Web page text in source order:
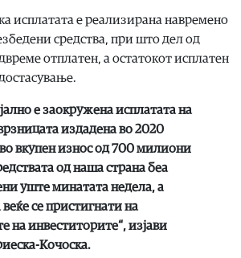
исплатата е реализирана навремено
средства, при што дел од
отплатен, а остатокот исплатен
е заокружена исплатата на
издадена во 2020
вкупен износ од 700 милиони
од наша страна беа
уште минатата недела, а
веќе се пристигнати на
на инвеститорите“, изјави
Кочоска.